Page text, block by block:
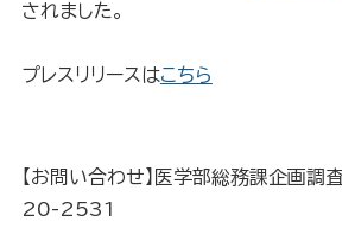
されました。
プレスリリースはこちら
【お問い合わせ】医学部総務課企画
20-2531